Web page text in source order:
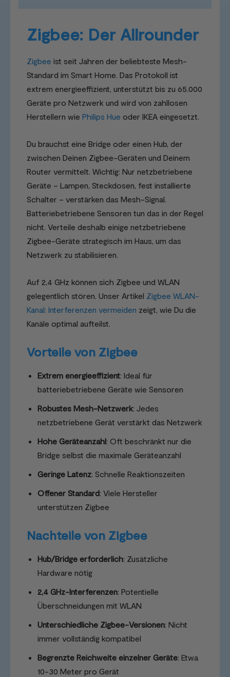
Zigbee: Der Allrounder
Zigbee ist seit Jahren der beliebteste Mesh-
Standard im Smart Home. Das Protokoll ist
extrem energieeffizient, unterstützt bis zu 65.000
Geräte pro Netzwerk und wird von zahllosen
Herstellern wie Philips Hue oder IKEA eingesetzt.
Du brauchst eine Bridge oder einen Hub, der
zwischen Deinen Zigbee-Geräten und Deinem
Router vermittelt. Wichtig: Nur netzbetriebene
Geräte – Lampen, Steckdosen, fest installierte
Schalter – verstärken das Mesh-Signal.
Batteriebetriebene Sensoren tun das in der Regel
nicht. Verteile deshalb einige netzbetriebene
Zigbee-Geräte strategisch im Haus, um das
Netzwerk zu stabilisieren.
Auf 2,4 GHz können sich Zigbee und WLAN
gelegentlich stören. Unser Artikel Zigbee WLAN-
Kanal: Interferenzen vermeiden zeigt, wie Du die
Kanäle optimal aufteilst.
Vorteile von Zigbee
Extrem energieeffizient: Ideal für
batteriebetriebene Geräte wie Sensoren
Robustes Mesh-Netzwerk: Jedes
netzbetriebene Gerät verstärkt das Netzwerk
Hohe Geräteanzahl: Oft beschränkt nur die
Bridge selbst die maximale Geräteanzahl
Geringe Latenz: Schnelle Reaktionszeiten
Offener Standard: Viele Hersteller
unterstützen Zigbee
Nachteile von Zigbee
Hub/Bridge erforderlich: Zusätzliche
Hardware nötig
2,4 GHz-Interferenzen: Potentielle
Überschneidungen mit WLAN
Unterschiedliche Zigbee-Versionen: Nicht
immer vollständig kompatibel
Begrenzte Reichweite einzelner Geräte: Etwa
10-30 Meter pro Gerät